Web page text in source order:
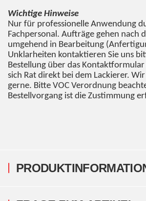
Wichtige Hinweise
Nur für professionelle Anwendung
Fachpersonal. Aufträge gehen nach
umgehend in Bearbeitung
Unklarheiten kontaktieren Sie uns
Bestellung über das
sich Rat direkt bei dem Lackierer.
gerne. Bitte VOC Verordnung
Bestellvorgang ist die Zustimmung